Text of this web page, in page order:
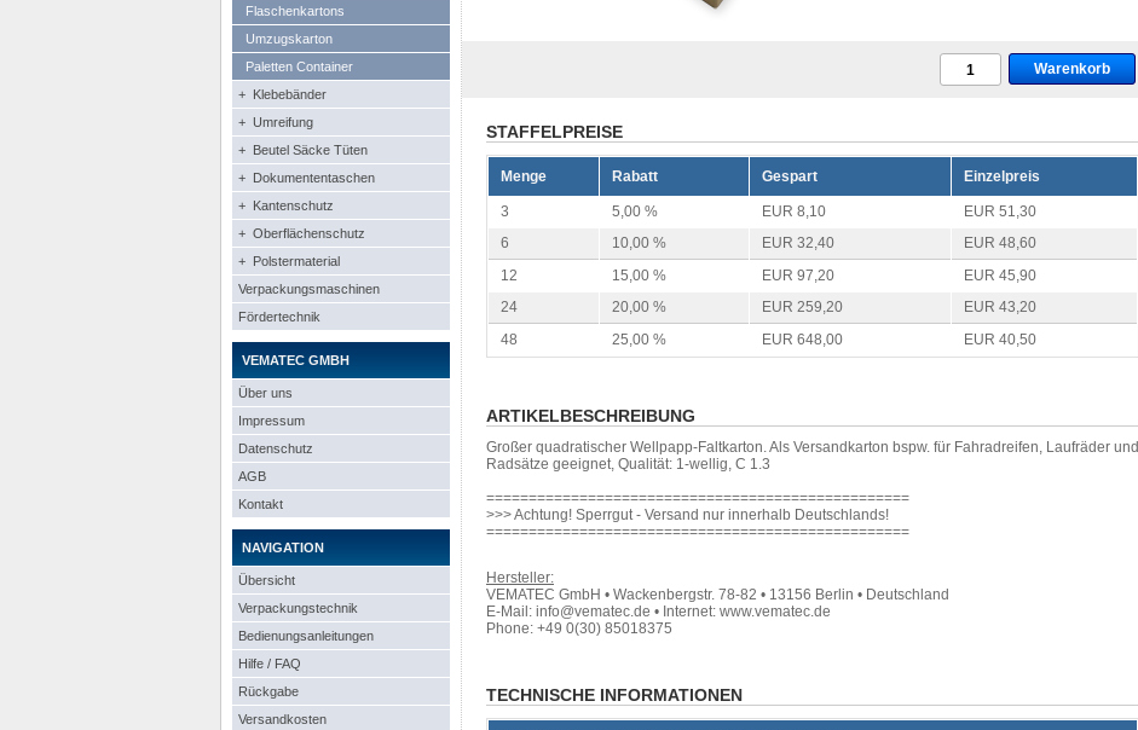
Flaschenkartons
Umzugskarton
Paletten Container
+ Klebebänder
+ Umreifung
+ Beutel Säcke Tüten
+ Dokumententaschen
+ Kantenschutz
+ Oberflächenschutz
+ Polstermaterial
Verpackungsmaschinen
Fördertechnik
VEMATEC GMBH
Über uns
Impressum
Datenschutz
AGB
Kontakt
NAVIGATION
Übersicht
Verpackungstechnik
Bedienungsanleitungen
Hilfe / FAQ
Rückgabe
Versandkosten
STAFFELPREISE
Menge Rabatt Gespart Einzelpreis
3 5,00 % EUR 8,10
EUR 51,30
6
10,00 % EUR 32,40
EUR 48,60
12
15,00 % EUR 97,20
EUR 45,90
24
20,00 % EUR 259,20
EUR 43,20
48
25,00 % EUR 648,00 EUR 40,50
ARTIKELBESCHREIBUNG
Großer quadratischer Wellpapp-Faltkarton. Als Versandkarton bspw. für Fahradreifen, Laufräder und
Radsätze geeignet, Qualität: 1-wellig, C 1.3
==================================================
>>> Achtung! Sperrgut - Versand nur innerhalb Deutschlands!
==================================================
Hersteller:
VEMATEC GmbH • Wackenbergstr. 78-82 • 13156 Berlin • Deutschland
E-Mail: info@vematec.de • Internet: www.vematec.de
Phone: +49 0(30) 85018375
TECHNISCHE INFORMATIONEN